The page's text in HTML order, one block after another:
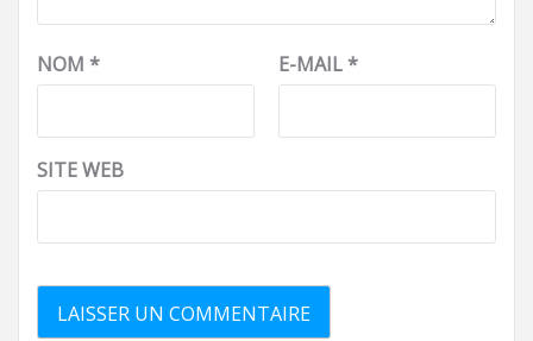
NOM * E-MAIL*
SITE WEB